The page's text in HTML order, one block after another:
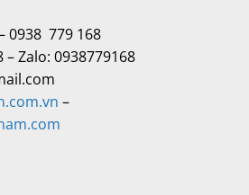
0938 779 168
Zalo: 0938779168
–